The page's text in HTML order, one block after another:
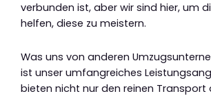
verbunden ist, aber wir sind hier, um
helfen, diese zu meistern.
Was uns von anderen
ist unser umfangreiches
bieten nicht nur den reinen Transport